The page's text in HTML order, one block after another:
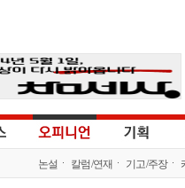
논설 칼럼/연재 기고/주장